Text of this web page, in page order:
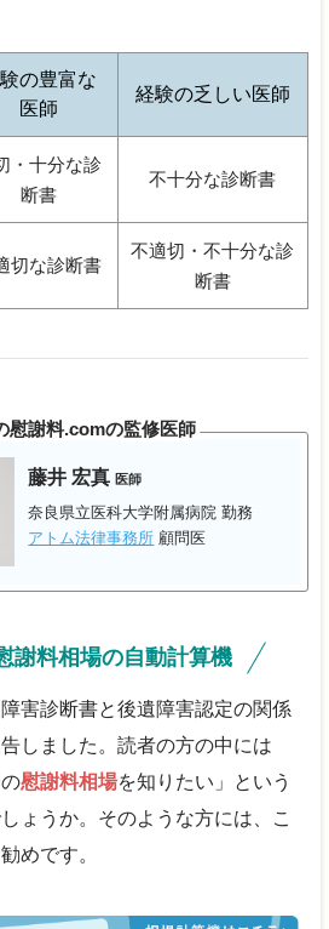
の豊富な
医師
経験の乏しい医師
・十分な診
断書
不十分な診断書
切な診断書
不適切・不十分な診
断書
慰謝料.comの監修医師
藤井 宏真医師
奈良県立医科大学附属病院 勤務
アトム法律事務所 顧問医
謝料相場の自動計算機
害診断書と後遺障害認定の関係
しました。読者の方の中には
慰謝料相場を知りたい」という
ょうか。そのような方には、こ
めです。